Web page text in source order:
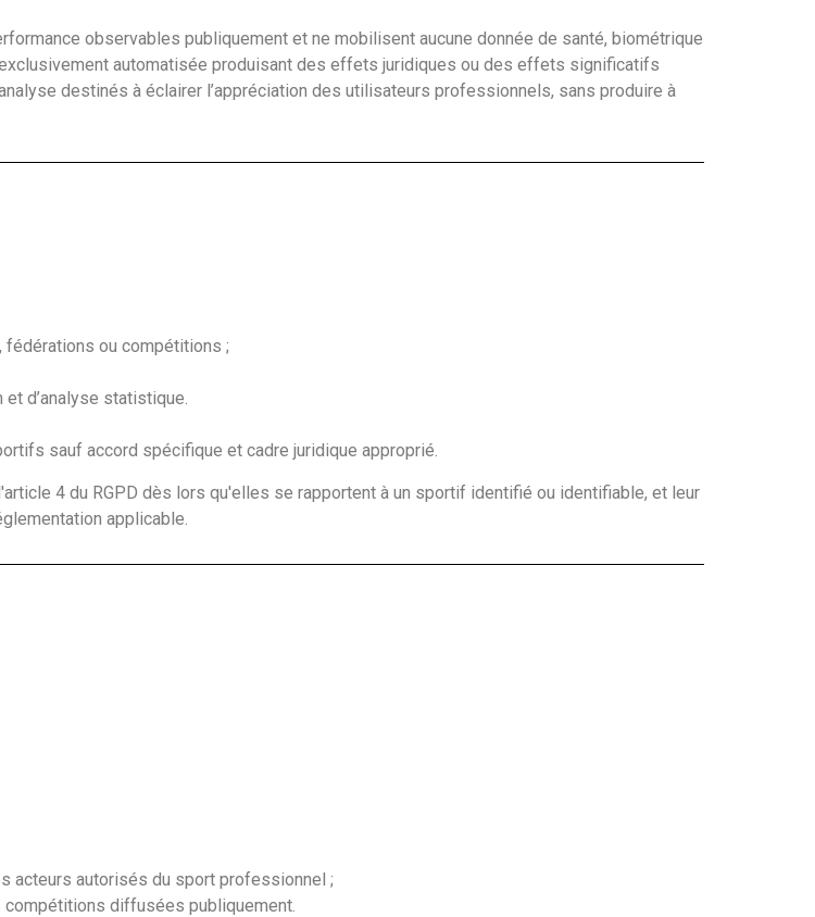
observables publiquement et ne mobilisent aucune donnée de santé, biométrique
automatisée produisant des effets juridiques ou des effets significatifs
destinés à éclairer l’appréciation des utilisateurs professionnels, sans produire à
ou compétitions ;
d’analyse statistique.
sauf accord spécifique et cadre juridique approprié.
4 du RGPD dès lors qu'elles se rapportent à un sportif identifié ou identifiable, et leur
applicable.
acteurs autorisés du sport professionnel ;
diffusées publiquement.